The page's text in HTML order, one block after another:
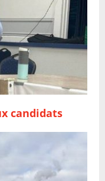
candidats